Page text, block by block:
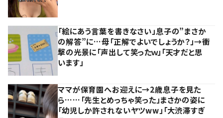
「絵にあう言葉を書きなさい」息子の”まさか
の解答”に…母「正解でよいでしょうか？」→衝
撃の光景に「声出して笑ったｗ」「天才だと思
います」
ママが保育園へお迎えに→2歳息子を見た
ら……「先生とめっちゃ笑った」まさかの姿に
「幼児しか許されないヤツww」「大渋滞すぎ